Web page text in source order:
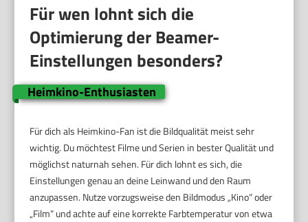
Für wen lohnt sich die
Optimierung der Beamer-
Einstellungen besonders?
Heimkino-Enthusiasten
Für dich als Heimkino-Fan ist die Bildqualität meist sehr
wichtig. Du möchtest Filme und Serien in bester Qualität und
möglichst naturnah sehen. Für dich lohnt es sich, die
Einstellungen genau an deine Leinwand und den Raum
anzupassen. Nutze vorzugsweise den Bildmodus „Kino“ oder
„Film“ und achte auf eine korrekte Farbtemperatur von etwa